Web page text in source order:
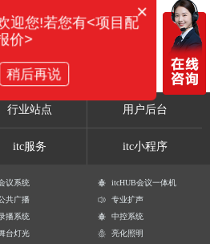
行业站点 用户后台
itc服务 itc小程序
议系统
itcHUB会议一体机
共广播
专业扩声
播系统
中控系统
台灯光
亮化照明
×
迎您!若您有<项目配
价>
稍后再说